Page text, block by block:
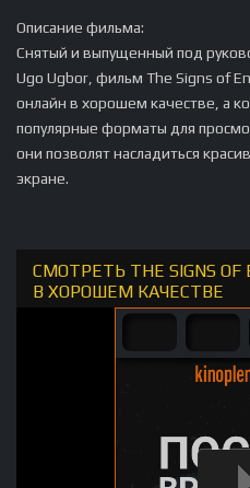
Описание фильма:
Снятый и выпущенный под
Ugo Ugbor, фильм The Signs of
онлайн в хорошем качестве, а
популярные форматы для
они позволят насладиться
экране.
СМОТРЕТЬ THE SIGNS
В ХОРОШЕМ КАЧЕСТВЕ